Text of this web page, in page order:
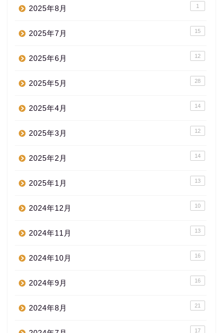
2025年8月 1
2025年7月 15
2025年6月 12
2025年5月 28
2025年4月 14
2025年3月 12
2025年2月 14
2025年1月 13
2024年12月 10
2024年11月 13
2024年10月 16
2024年9月 16
2024年8月 21
17